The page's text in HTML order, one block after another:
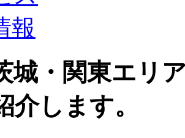
報
城・関東エリ
介します。